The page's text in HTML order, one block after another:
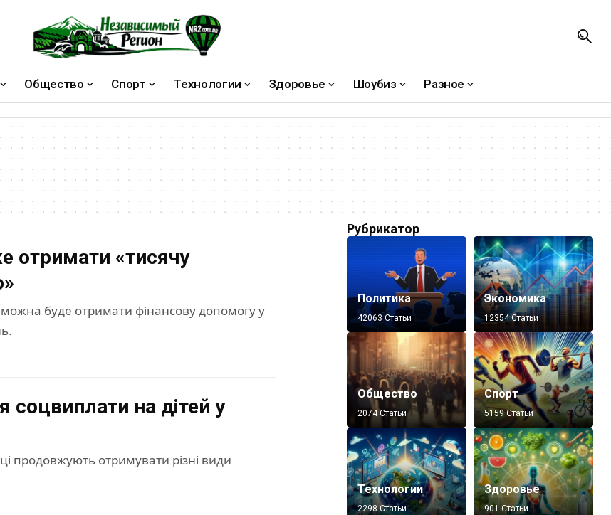
Общество Спорт Технологии Здоровье Шоубиз Разное
отримати «тисячу
можна буде отримати фінансову допомогу у
соцвиплати на дітей у
продовжують отримувати різні види
Рубрикатор
Политика
42063 Статьи
Экономика
12354 Статьи
Общество
2074 Статьи
Спорт
5159 Статьи
Технологии
2298 Статьи
Здоровье
901 Статьи